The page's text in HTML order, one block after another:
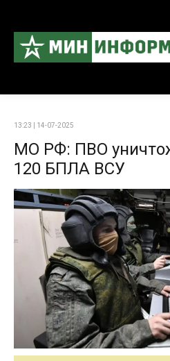
13:23 | 14-07-2025
МО РФ: ПВО
120 БПЛА ВСУ